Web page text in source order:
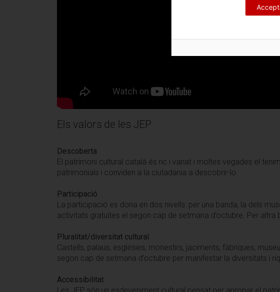
Els valors de les JEP
Descoberta
El patrimoni cultural català és ric i variat i moltes vegades el
patrimonials i conviden a la ciutadania a descobrir-lo.
Participació
La participació es dona en dos nivells: per una banda, la dels
activitats gratuïtes el segon cap de setmana d’octubre. Per
Pluralitat/diversitat cultural
Castells, palaus, esglésies, monestirs, jaciments, fàbriques,
segon cap de setmana d’octubre per manifestar la diversitats i
Accessibilitat